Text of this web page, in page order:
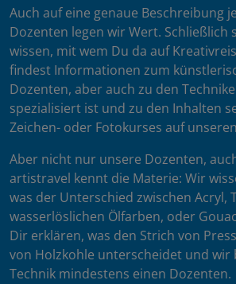
Auch auf eine genaue Beschreibung
Dozenten legen wir Wert. Schließlich
wissen, mit wem Du da auf
findest Informationen zum
Dozenten, aber auch zu den
spezialisiert ist und zu den Inhalten
Zeichen- oder Fotokurses auf
Aber nicht nur unsere Dozenten,
artistravel kennt die Materie: Wir
was der Unterschied zwischen Acryl,
wasserlöslichen Ölfarben, oder
Dir erklären, was den Strich von
von Holzkohle unterscheidet und wir
Technik mindestens einen Dozenten.